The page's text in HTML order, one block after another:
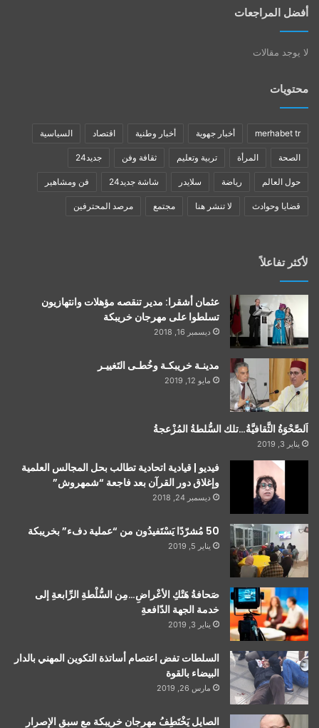
أفضل المراجعات
لا يوجد مقالات
محتويات
merhabet tr أخبار جهوية أخبار وطنية اقتصاد السياسية
الصحة المرأة تربية وتعليم ثقافة وفن جديد24
حول العالم رياضة سلايدر شاشة جديد24 فن ومشاهير
قضايا وحوادث لا تنشر هنا مجتمع مرصد المحترفين
لأكثر تفاعلاً
عثمان أشقرا: مدير تنقصه مؤهلات وانتهازيون
تسلطوا على مهرجان خريبكة
ديسمبر 16, 2018
مدينـة خريبكـة وخُطـى التَغييـر
مايو 12, 2019
اَلصَّحْوَةُ الثَّقافيَّةُ…تلك السُّلطةُ المُزْعجةُ
يناير 3, 2019
فيديو | قيادية اتحادية تطالب بحل المجالس العلمية
وإغلاق دور القرآن بعد فاجعة “شمهروش”
ديسمبر 24, 2018
50 مُشرّدًا يَسْتَفيدُون من “عملية دفء” بخريبكة
يناير 5, 2019
صَحافةُ هَتْكِ الأعْراضِ…مِن السُّلْطةِ الرِّابعةِ إلى
خدمة الجهة الدّافعةِ
يناير 3, 2019
السلطات تفض اعتصام أساتذة التكوين المهني بالدار
البيضاء بالقوة
مارس 26, 2019
الصايل يَخْتَطِفُ مهرجان خريبكة مع سبق الإصرار